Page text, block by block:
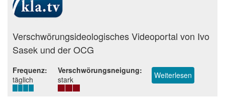
Beurteilung
Verschwörungsideologisches Videoportal von Ivo
Sasek und der OCG
Frequenz
täglich
Verschwörungsneigung
stark
Weiterlesen